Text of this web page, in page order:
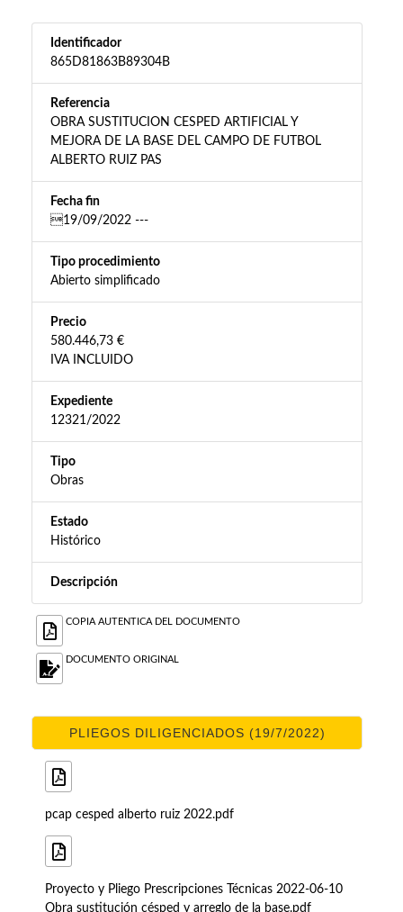
Identificador
865D81863B89304B
Referencia
OBRA SUSTITUCION CESPED ARTIFICIAL Y
MEJORA DE LA BASE DEL CAMPO DE FUTBOL
ALBERTO RUIZ PAS
Fecha fin
19/09/2022 ---
Tipo procedimiento
Abierto simplificado
Precio
580.446,73 €
IVA INCLUIDO
Expediente
12321/2022
Tipo
Obras
Estado
Histórico
Descripción
COPIA AUTENTICA DEL DOCUMENTO
DOCUMENTO ORIGINAL
PLIEGOS DILIGENCIADOS (19/7/2022)
pcap cesped alberto ruiz 2022.pdf
Proyecto y Pliego Prescripciones Técnicas 2022-06-10
Obra sustitución césped y arreglo de la base.pdf